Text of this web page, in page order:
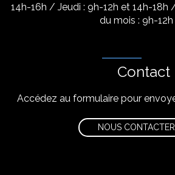
14h-16h / Jeudi : 9h-12h et 14h-18h
du mois : 9h-12h
Contact
Accédez au formulaire pour
NOUS CONTACTER